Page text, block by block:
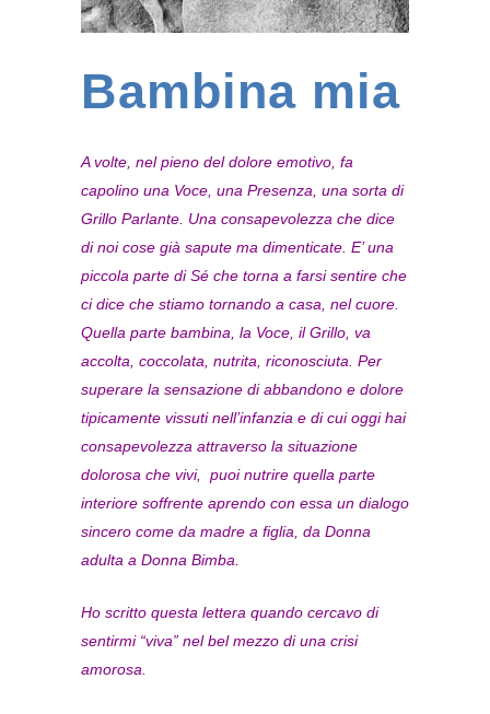
Bambina mia
A volte, nel pieno del dolore emotivo, fa
capolino una Voce, una Presenza, una sorta di
Grillo Parlante. Una consapevolezza che dice
di noi cose già sapute ma dimenticate. E’ una
piccola parte di Sé che torna a farsi sentire che
ci dice che stiamo tornando a casa, nel cuore.
Quella parte bambina, la Voce, il Grillo, va
accolta, coccolata, nutrita, riconosciuta. Per
superare la sensazione di abbandono e dolore
tipicamente vissuti nell’infanzia e di cui oggi hai
consapevolezza attraverso la situazione
dolorosa che vivi, puoi nutrire quella parte
interiore soffrente aprendo con essa un dialogo
sincero come da madre a figlia, da Donna
adulta a Donna Bimba.
Ho scritto questa lettera quando cercavo di
sentirmi “viva” nel bel mezzo di una crisi
amorosa.